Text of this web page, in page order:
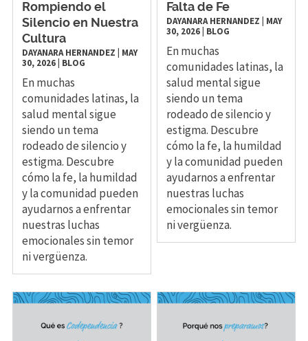
Rompiendo el
Silencio en Nuestra
Cultura
DAYANARA HERNANDEZ
MAY
30, 2026| BLOG
En muchas
comunidades latinas, la
salud mental sigue
siendo un tema
rodeado de silencio y
estigma. Descubre
cómo la fe, la humildad
y la comunidad pueden
ayudarnos a enfrentar
nuestras luchas
emocionales sin temor
ni vergüenza.
Falta de Fe
DAYANARA HERNANDEZ
MAY
30, 2026 BLOG
En muchas
comunidades latinas, la
salud mental sigue
siendo un tema
rodeado de silencio y
estigma. Descubre
cómo la fe, la humildad
y la comunidad pueden
ayudarnos a enfrentar
nuestras luchas
emocionales sin temor
ni vergüenza.